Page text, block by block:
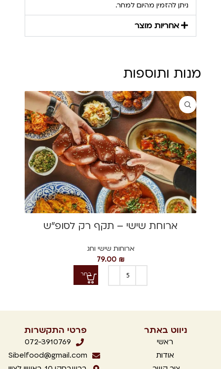
ניתן להזמין מהיום למחר.
אחריות מוצר
מנות ותוספות
ארוחת שישי – תקף רק לסופ"ש
ארוחות שישי וחג
79.00 ₪
בחר
ניווט באתר
ראשי
אודות
פרטי התקשרות
072-3910769
Sibelfood@gmail.com